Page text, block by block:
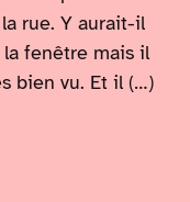
rue. Y aurait-il
fenêtre mais il
bien vu. Et il (…)